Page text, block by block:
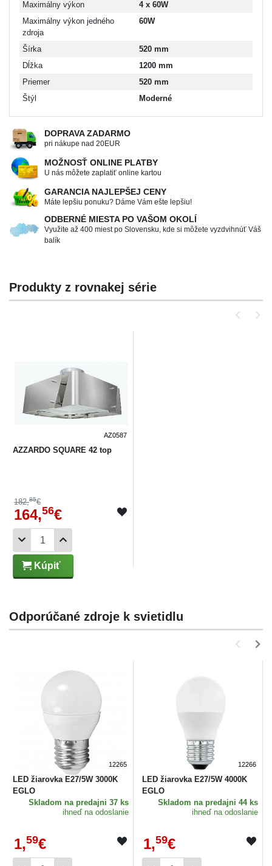
Maximálny výkon
4 x 60W
Maximálny výkon jedného
zdroja
60W
Šírka
520 mm
Dĺžka
1200 mm
Priemer
520 mm
Štýl
Moderné
DOPRAVA ZADARMO
pri nákupe nad 20EUR
MOŽNOSŤ ONLINE PLATBY
U nás môžete zaplatiť online kartou
GARANCIA NAJLEPŠEJ CENY
Máte lepšiu ponuku? Dáme Vám ešte lepšiu!
ODBERNÉ MIESTA PO VAŠOM OKOLÍ
Využite až 400 miest po Slovensku, kde si môžete vyzdvihnúť Váš
balík
Produkty z rovnakej série
AZ0587
AZZARDO SQUARE 42 top
182,85€
164,56€
Kúpiť
Odporúčané zdroje k svietidlu
12265
LED žiarovka E27/5W 3000K
EGLO
Skladom na predajni 37 ks
ihneď na odoslanie
1,59€
12266
LED žiarovka E27/5W 4000K
EGLO
Skladom na predajni 44 ks
ihneď na odoslanie
1,59€